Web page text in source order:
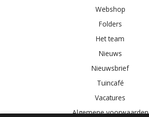
Webshop
Folders
Het team
Nieuws
Nieuwsbrief
Tuincafé
Vacatures
Algemene voorwaarden